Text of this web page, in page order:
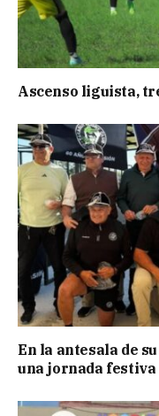
Ascenso liguista,
En la antesala de
una jornada festiva